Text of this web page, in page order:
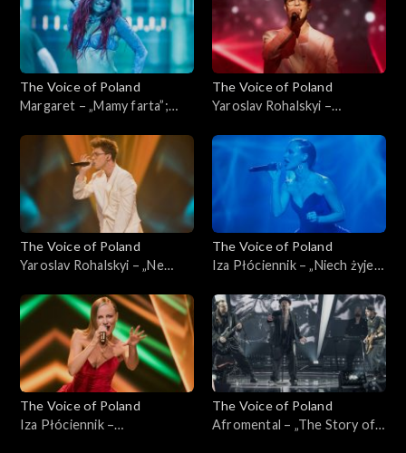
The Voice of Poland
Margaret – „Mamy farta”;
23 listopada 2024
The Voice of Poland
Yaroslav Rohalskyi –
Voice of Poland”, Live, 23
listopada 2024
The Voice of Poland
Yaroslav Rohalskyi – „Ne
Poland”, Live, 23 listopada
2024
The Voice of Poland
Iza Płóciennik – „Niech żyje
Live, 23 listopada 2024
The Voice of Poland
Iza Płóciennik –
The Voice of Poland
Afromental – „The Story of